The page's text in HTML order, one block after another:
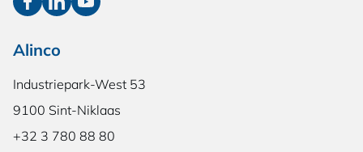
Alinco
Industriepark-West 53
9100 Sint-Niklaas
+32 3 780 88 80